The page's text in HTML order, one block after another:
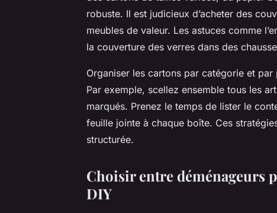
robuste. Il est judicieux d’acheter des
meubles de valeur. Les astuces comme
la couverture des verres dans des
Organiser les cartons par catégorie et
Par exemple, scellez ensemble tous les
marqués. Prenez le temps de lister le
feuille jointe à chaque boîte. Ces
structurée.
Choisir entre déménageurs
DIY